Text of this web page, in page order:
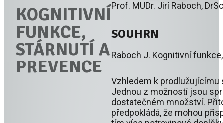
KOGNITIVNÍ
FUNKCE,
STÁRNUTÍ A
PREVENCE
Prof. MUDr. Jirí Raboch,
SOUHRN
Raboch J. Kognitivní
Vzhledem k prodlužujícímu
Jednou z možností jsou
dostatečném množství.
předpokládá, že mohou